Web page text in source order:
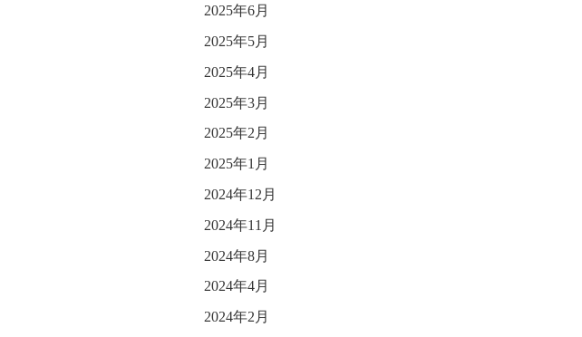
2025年6月
2025年5月
2025年4月
2025年3月
2025年2月
2025年1月
2024年12月
2024年11月
2024年8月
2024年4月
2024年2月